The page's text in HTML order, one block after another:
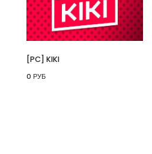
DM-LED55UQB31 QLED,
[PC] KIKI
0 РУБ